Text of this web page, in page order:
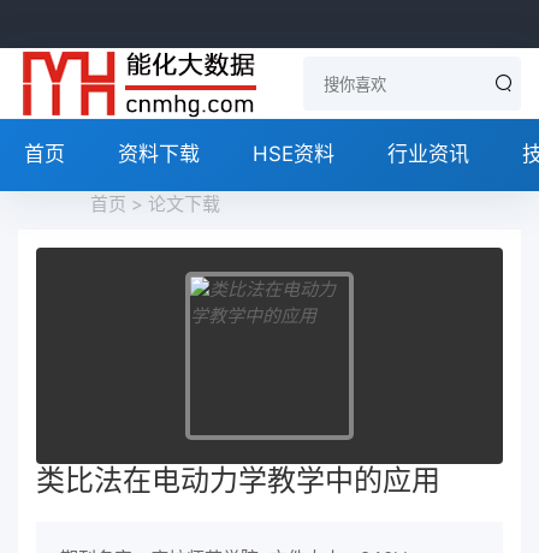
首页 资料下载 HSE资料 行业资讯
首页 > 论文下载
类比法在电动力学教学中的应用